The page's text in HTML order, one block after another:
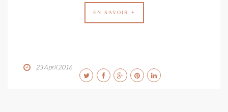
EN SAVOIR +
23 April 2016